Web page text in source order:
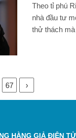
Theo tỉ phú
nhà đầu tư
thử thách
67 ›
HÀNG GIẢ ĐIỆN